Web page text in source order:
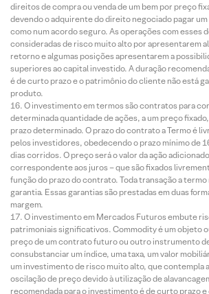
direitos de compra ou venda de um bem por preço
devendo o adquirente do direito negociado pagar
como num acordo seguro. As operações com esses
consideradas de risco muito alto por apresentarem
retorno e algumas posições apresentarem a
superiores ao capital investido. A duração
é de curto prazo e o patrimônio do cliente não está
produto.
O investimento em termos são contratos para
determinada quantidade de ações, a um preço
prazo determinado. O prazo do contrato a Termo é
pelos investidores, obedecendo o prazo mínimo de
dias corridos. O preço será o valor da ação
correspondente aos juros – que são fixados
função do prazo do contrato. Toda transação a
garantia. Essas garantias são prestadas em duas
margem.
O investimento em Mercados Futuros embute
patrimoniais significativos. Commodity é um objeto
preço de um contrato futuro ou outro instrumento
consubstanciar um índice, uma taxa, um valor
um investimento de risco muito alto, que contempla
oscilação de preço devido à utilização de
recomendada para o investimento é de curto prazo